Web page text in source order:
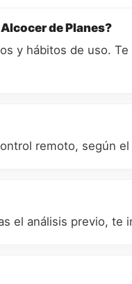
de Planes?
y hábitos de uso.
remoto, según
el análisis previo,